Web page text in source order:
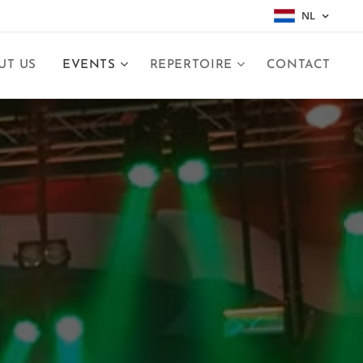
NL
US EVENTS REPERTOIRE CONTACT